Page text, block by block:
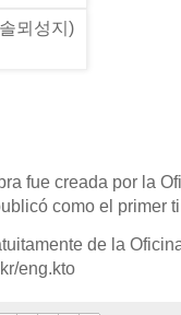
fue creada por la
como el primer
de la
eng.kto